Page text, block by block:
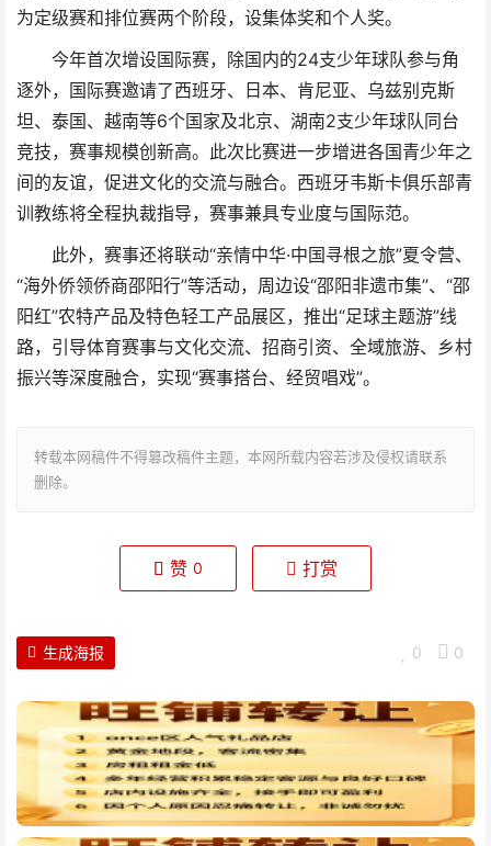
为定级赛和排位赛两个阶段，设集体奖和个人奖。
今年首次增设国际赛，除国内的24支少年球队参与角
逐外，国际赛邀请了西班牙、日本、肯尼亚、乌兹别克斯
坦、泰国、越南等6个国家及北京、湖南2支少年球队同台
竞技，赛事规模创新高。此次比赛进一步增进各国青少年之
间的友谊，促进文化的交流与融合。西班牙韦斯卡俱乐部青
训教练将全程执裁指导，赛事兼具专业度与国际范。
此外，赛事还将联动“亲情中华·中国寻根之旅”夏令营、
“海外侨领侨商邵阳行”等活动，周边设“邵阳非遗市集”、“邵
阳红”农特产品及特色轻工产品展区，推出“足球主题游”线
路，引导体育赛事与文化交流、招商引资、全域旅游、乡村
振兴等深度融合，实现“赛事搭台、经贸唱戏”。
转载本网稿件不得篡改稿件主题，本网所载内容若涉及侵权请联系
删除。
赞 0 打赏
0 0
生成海报